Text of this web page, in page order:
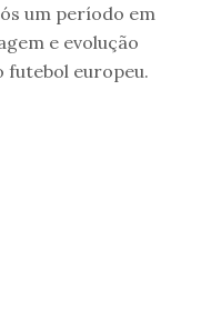
um período em
e evolução
europeu.